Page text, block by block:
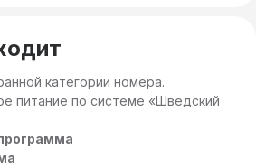
категории номера.
питание по системе «Шведский